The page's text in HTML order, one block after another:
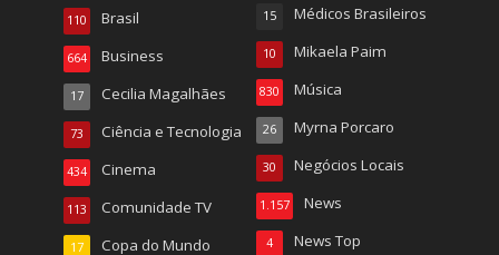
Brasil
110
Business
664
Cecilia Magalhães
17
Ciência e Tecnologia
73
Cinema
434
Comunidade TV
113
Copa do Mundo
17
Médicos Brasileiros
15
Mikaela Paim
10
Música
830
Myrna Porcaro
26
Negócios Locais
30
News
1.157
News Top
4